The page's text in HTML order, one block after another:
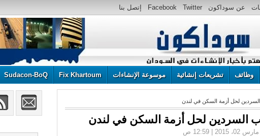
عن سوداكون Twitter
Facebook إتصل بنا
وظائف تشريعات إنشائية موسوعة الإنشاءات Fix Khartoum
Sudacon-BoQ
لحل أزمة السكن في لندن
السردين لحل أزمة السكن في لندن